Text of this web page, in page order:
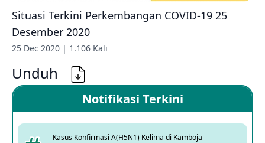
Situasi Terkini Perkembangan COVID-19 25
Desember 2020
25 Dec 2020 | 1.106 Kali
Unduh
Notifikasi Terkini
Kasus Konfirmasi A(H5N1) Kelima di Kamboja